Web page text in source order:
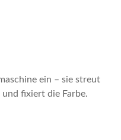
ein – sie streut
fixiert die Farbe.